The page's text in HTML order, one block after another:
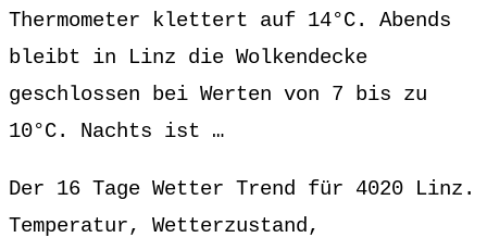
Thermometer klettert auf 14°C. Abends
bleibt in Linz die Wolkendecke
geschlossen bei Werten von 7 bis zu
10°C. Nachts ist …
Der 16 Tage Wetter Trend für 4020 Linz.
Temperatur, Wetterzustand,